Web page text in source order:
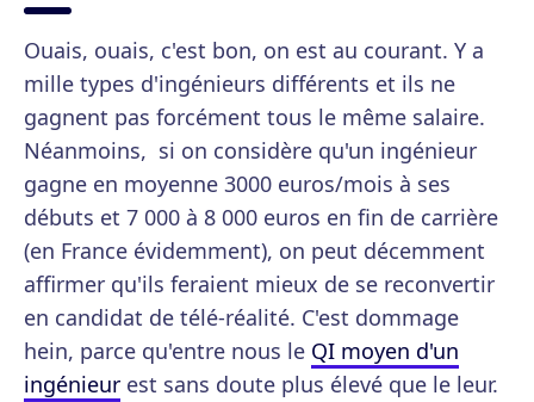
Ouais, ouais, c'est bon, on est au courant. Y a
mille types d'ingénieurs différents et ils ne
gagnent pas forcément tous le même salaire.
Néanmoins, si on considère qu'un ingénieur
gagne en moyenne 3000 euros/mois à ses
débuts et 7 000 à 8 000 euros en fin de carrière
(en France évidemment), on peut décemment
affirmer qu'ils feraient mieux de se reconvertir
en candidat de télé-réalité. C'est dommage
hein, parce qu'entre nous le QI moyen d'un
ingénieur est sans doute plus élevé que le leur.